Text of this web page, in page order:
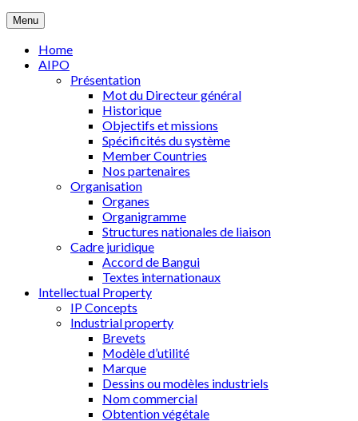
Menu
Home
AIPO
Présentation
Mot du Directeur général
Historique
Objectifs et missions
Spécificités du système
Member Countries
Nos partenaires
Organisation
Organes
Organigramme
Structures nationales de liaison
Cadre juridique
Accord de Bangui
Textes internationaux
Intellectual Property
IP Concepts
Industrial property
Brevets
Modèle d’utilité
Marque
Dessins ou modèles industriels
Nom commercial
Obtention végétale